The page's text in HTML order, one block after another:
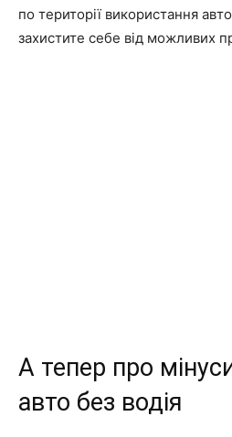
по території використання
захистите себе від можливих
А тепер про
авто без водія